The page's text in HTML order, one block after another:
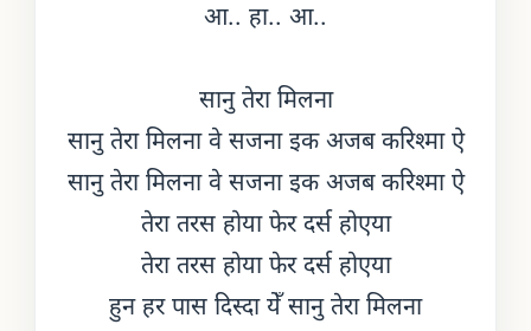
आ.. हा.. आ..
सानु तेरा मिलना
सानु तेरा मिलना वे सजना इक अजब करिश्मा ऐ
सानु तेरा मिलना वे सजना इक अजब करिश्मा ऐ
तेरा तरस होया फेर दर्स होएया
तेरा तरस होया फेर दर्स होएया
हुन हर पास दिस्दा येँ सानु तेरा मिलना